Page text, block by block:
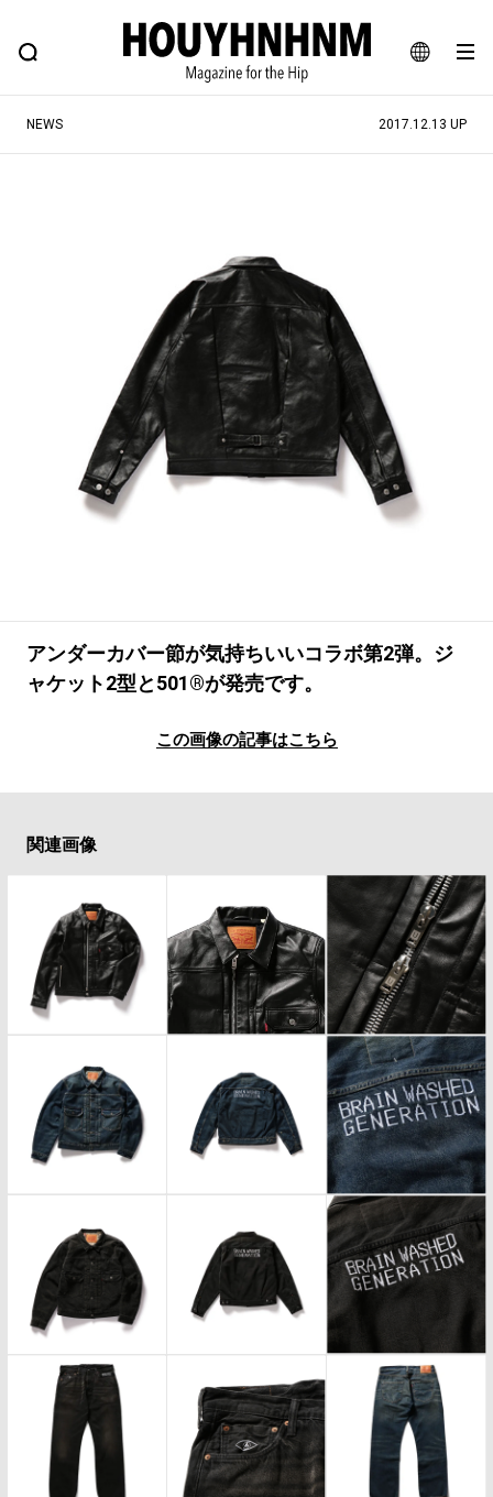
JA
EN
FEATURE BLOG SNAP
ヒップなファッション、カルチャー、ライフスタイルWEBマガジン
#ESSENTIAL DESIGNS #古着サミット
#NEW VINTAGE #マイナーグッド図鑑
#路地裏てぃーん。 #MONTHLY JOURNAL
#GH 銘品の所以 #フイナムのYouTube
#Commune H #FOCUS IT
#ととけん #FASHION #MUSIC #MOVIE
#LIFESTYLE #SNEAKER #OUTDOOR
NEWS 2017.12.13 UP
アンダーカバー節が気持ちいいコラボ第2弾。ジ
ャケット2型と501®が発売です。
この画像の記事はこちら
関連画像